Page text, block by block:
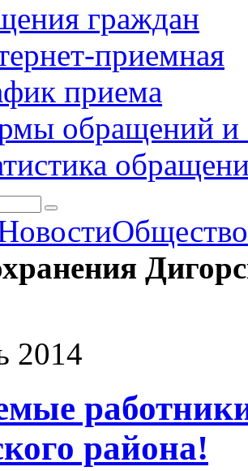
граждан
приемная
приема
обращений и
Общество
2014
района!